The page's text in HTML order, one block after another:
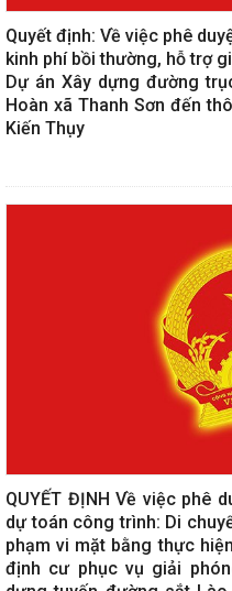
Quyết định: Về việc phê
kinh phí bồi thường, hỗ trợ
Dự án Xây dựng đường
Hoàn xã Thanh Sơn đến
Kiến Thụy
QUYẾT ĐỊNH Về việc phê
dự toán công trình: Di
phạm vi mặt bằng thực
định cư phục vụ giải